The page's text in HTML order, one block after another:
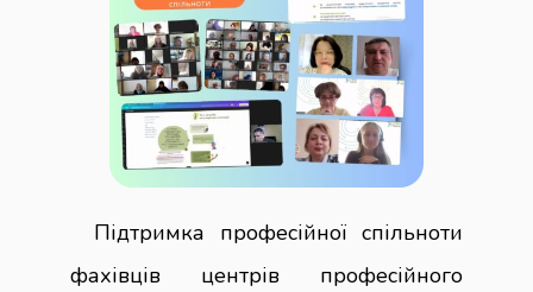
Підтримка професійної спільноти
фахівців центрів професійного